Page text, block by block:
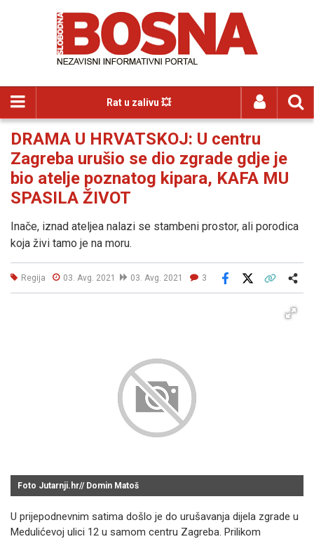
Rat u zalivu 💥
DRAMA U HRVATSKOJ: U centru
Zagreba urušio se dio zgrade gdje je
bio atelje poznatog kipara, KAFA MU
SPASILA ŽIVOT
Inače, iznad ateljea nalazi se stambeni prostor, ali porodica
koja živi tamo je na moru.
Regija 03. Avg. 2021 03. Avg. 2021 3
Facebook
Foto Jutarnji.hr// Domin Matoš
U prijepodnevnim satima došlo je do urušavanja dijela zgrade u
Medulićevoj ulici 12 u samom centru Zagreba. Prilikom